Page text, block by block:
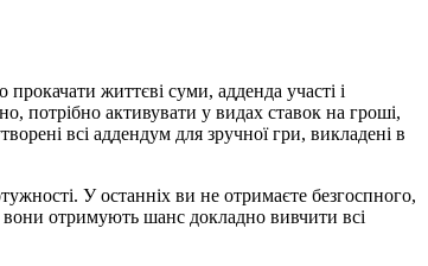
життєві суми, адденда участі і
потрібно активувати у видах ставок на гроші,
всі аддендум для зручної гри, викладені в
У останніх ви не отримаєте безгоспного,
вони отримують шанс докладно вивчити всі